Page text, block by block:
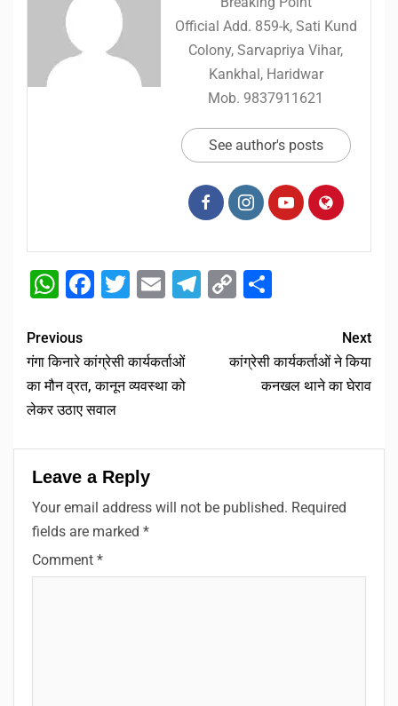
Official Add. 859-k, Sati Kund
Colony, Sarvapriya Vihar,
Kankhal, Haridwar
Mob. 9837911621
See author's posts
WhatsApp
Facebook
Twitter
EmailTelegram
Copy
Previous
गंगा किनारे कांग्रेसी कार्यकर्ताओं
का मौन व्रत, कानून व्यवस्था को
लेकर उठाए सवाल
Next
कांग्रेसी कार्यकर्ताओं ने किया
कनखल थाने का घेराव
Leave a Reply
Your email address will not be published. Required
fields are marked *
Comment *